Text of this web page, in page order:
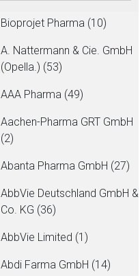
Bioprojet Pharma (10)
A. Nattermann & Cie. GmbH
(Opella.) (53)
AAA Pharma (49)
Aachen-Pharma GRT GmbH
(2)
Abanta Pharma GmbH (27)
AbbVie Deutschland GmbH &
Co. KG (36)
AbbVie Limited (1)
Abdi Farma GmbH (14)